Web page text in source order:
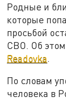
Родные и
которые
просьбой
СВО. Об
Readovka.
По словам
человека в